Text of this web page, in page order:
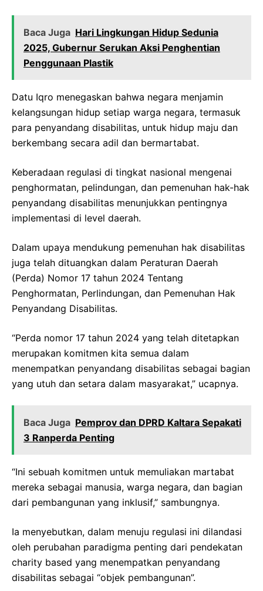
Baca Juga Hari Lingkungan Hidup Sedunia
2025, Gubernur Serukan Aksi Penghentian
Penggunaan Plastik
Datu Iqro menegaskan bahwa negara menjamin
kelangsungan hidup setiap warga negara, termasuk
para penyandang disabilitas, untuk hidup maju dan
berkembang secara adil dan bermartabat.
Keberadaan regulasi di tingkat nasional mengenai
penghormatan, pelindungan, dan pemenuhan hak-hak
penyandang disabilitas menunjukkan pentingnya
implementasi di level daerah.
Dalam upaya mendukung pemenuhan hak disabilitas
juga telah dituangkan dalam Peraturan Daerah
(Perda) Nomor 17 tahun 2024 Tentang
Penghormatan, Perlindungan, dan Pemenuhan Hak
Penyandang Disabilitas.
“Perda nomor 17 tahun 2024 yang telah ditetapkan
merupakan komitmen kita semua dalam
menempatkan penyandang disabilitas sebagai bagian
yang utuh dan setara dalam masyarakat,” ucapnya.
Baca Juga Pemprov dan DPRD Kaltara Sepakati
3 Ranperda Penting
“Ini sebuah komitmen untuk memuliakan martabat
mereka sebagai manusia, warga negara, dan bagian
dari pembangunan yang inklusif,” sambungnya.
Ia menyebutkan, dalam menuju regulasi ini dilandasi
oleh perubahan paradigma penting dari pendekatan
charity based yang menempatkan penyandang
disabilitas sebagai “objek pembangunan”.